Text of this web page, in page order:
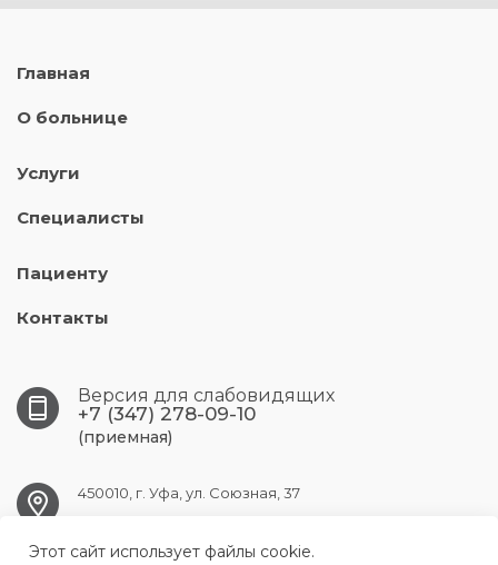
Главная
О больнице
Услуги
Специалисты
Пациенту
Контакты
Версия для слабовидящих
+7 (347) 278-09-10
(приемная)
450010, г. Уфа, ул. Союзная, 37
UFA.RKVD1@doctorrb.ru
Этот сайт использует файлы cookie.